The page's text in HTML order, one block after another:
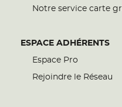
Notre service carte
ESPACE ADHÉRENTS
Espace Pro
Rejoindre le Réseau